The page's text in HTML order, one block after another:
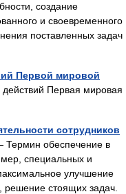
создание
и своевременного
поставленных задач
Первой мировой
Первая мировая
сотрудников
Термин обеспечение в
специальных и
улучшение
решение стоящих задач.